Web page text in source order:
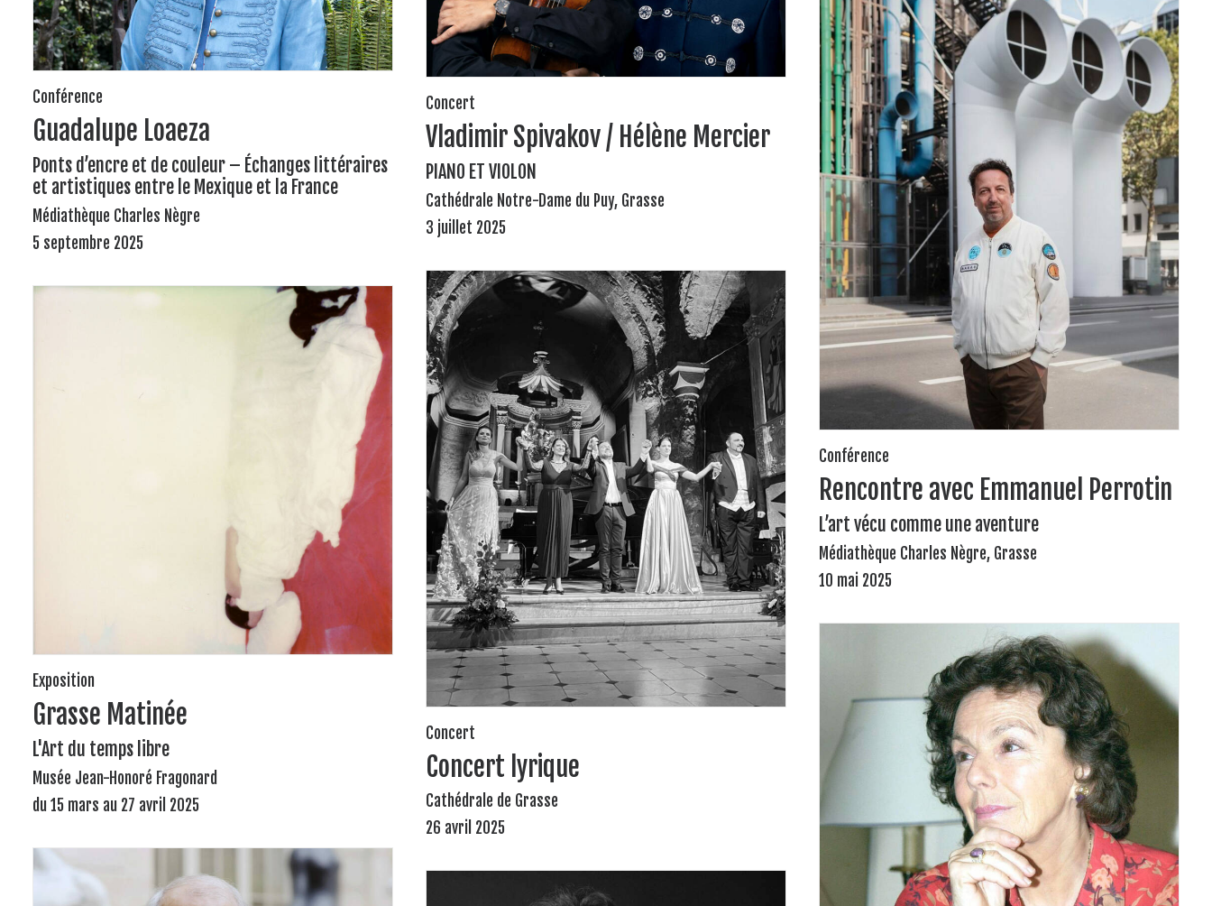
Conférence
Guadalupe Loaeza
Ponts d’encre et de couleur – Échanges littéraires
et artistiques entre le Mexique et la France
Médiathèque Charles Nègre
5 septembre 2025
Concert
Vladimir Spivakov / Hélène Mercier
PIANO ET VIOLON
Cathédrale Notre-Dame du Puy, Grasse
3 juillet 2025
Conférence
Rencontre avec Emmanuel Perrotin
L’art vécu comme une aventure
Médiathèque Charles Nègre, Grasse
10 mai 2025
Concert
Concert lyrique
Cathédrale de Grasse
26 avril 2025
Exposition
Grasse Matinée
L'Art du temps libre
Musée Jean-Honoré Fragonard
du 15 mars au 27 avril 2025